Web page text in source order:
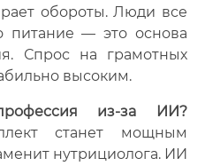
обороты. Люди все
питание — это основа
Спрос на грамотных
высоким.
из-за ИИ?
станет мощным
нутрициолога. ИИ